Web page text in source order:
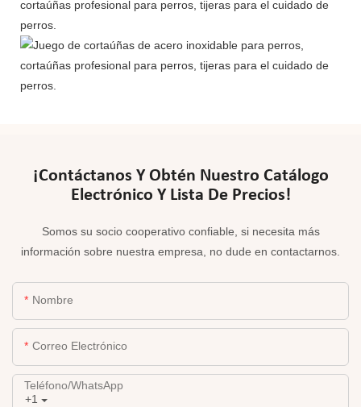
¡Contáctanos Y Obtén Nuestro Catálogo
Electrónico Y Lista De Precios!
Somos su socio cooperativo confiable, si necesita más
información sobre nuestra empresa, no dude en contactarnos.
Nombre
Correo Electrónico
+1
Teléfono/WhatsApp